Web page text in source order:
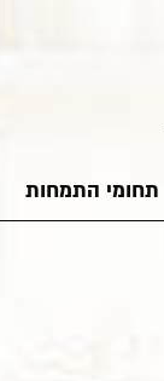
תחומי התמחות